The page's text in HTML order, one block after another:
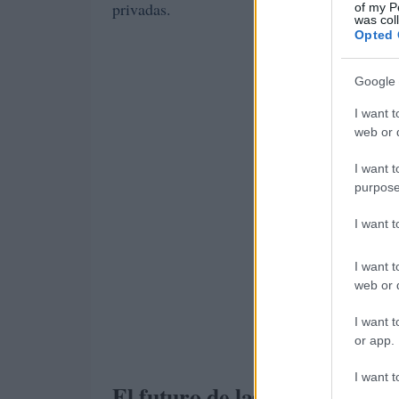
of my
was
Opted
Google
I want
web or
I want
I want
I want
web or
I want
or app.
I want
privadas.